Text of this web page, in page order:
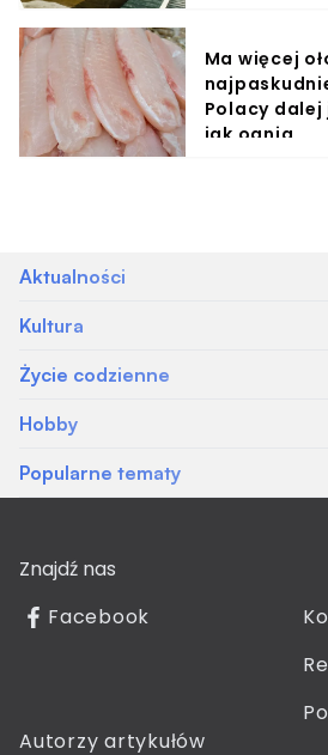
Ma więcej
Polacy dalej
jak ognia
Aktualności
Kultura
Życie codzienne
Hobby
Popularne tematy
Znajdź nas
Facebook
Autorzy artykułów